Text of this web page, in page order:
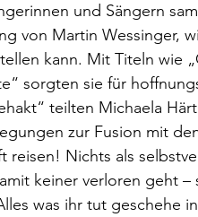
und Sängern
von Martin Wessinger,
kann. Mit Titeln wie
sorgten sie für
teilten Michaela
zur Fusion mit
Nichts als
keiner verloren geht –
was ihr tut geschehe